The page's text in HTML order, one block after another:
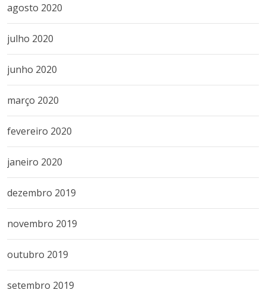
agosto 2020
julho 2020
junho 2020
março 2020
fevereiro 2020
janeiro 2020
dezembro 2019
novembro 2019
outubro 2019
setembro 2019